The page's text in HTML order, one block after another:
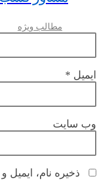
مطالب ویژه
ایمیل *
وب‌ سایت
ذخیره نام،